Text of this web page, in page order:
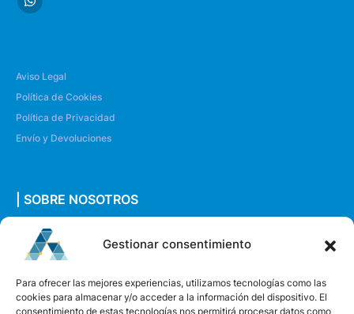
Gestionar consentimiento
Para ofrecer las mejores experiencias, utilizamos tecnologías como las
cookies para almacenar y/o acceder a la información del dispositivo. El
consentimiento de estas tecnologías nos permitirá procesar datos como
Aviso Legal
Política de Cookies
Política de Privacidad
Envío y Devoluciones
| SOBRE NOSOTROS
Quiénes somos
Envíanos un mensaje